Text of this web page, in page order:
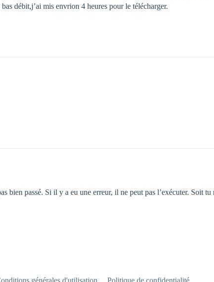
débit,j’ai mis envrion 4 heures pour le télécharger.
bien passé. Si il y a eu une erreur, il ne peut pas l’exécuter. Soit
générales d'utilisation Politique de confidentialité